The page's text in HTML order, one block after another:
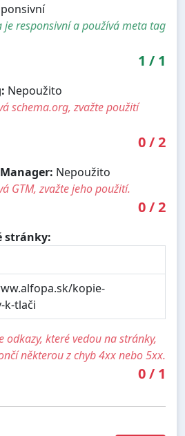
je responsivní a používá meta tag
1 / 1
Nepoužito
schema.org, zvažte použití
0/2
Nepoužito
GTM, zvažte jeho použití.
0/2
stránky:
kopie-
k-tlači
odkazy, které vedou na stránky,
některou z chyb 4xx nebo 5xx.
0/ 1